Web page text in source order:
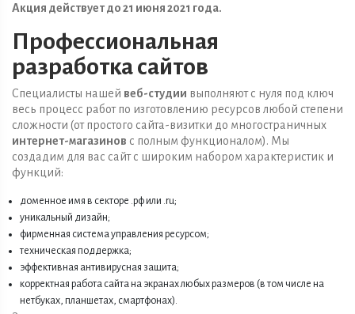
Акция действует до 21 июня 2021 года.
Профессиональная
разработка сайтов
Специалисты нашей веб-студии выполняют с нуля под ключ
весь процесс работ по изготовлению ресурсов любой степени
сложности (от простого сайта-визитки до многостраничных
интернет-магазинов с полным функционалом). Мы
создадим для вас сайт с широким набором характеристик и
функций:
доменное имя в секторе .рф или .ru;
уникальный дизайн;
фирменная система управления ресурсом;
техническая поддержка;
эффективная антивирусная защита;
корректная работа сайта на экранах любых размеров (в том числе на
нетбуках, планшетах, смартфонах).